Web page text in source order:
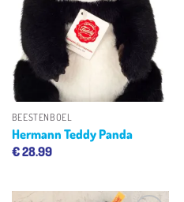
verlanglijst
BEESTENBOEL
Hermann Teddy Panda
€28.99